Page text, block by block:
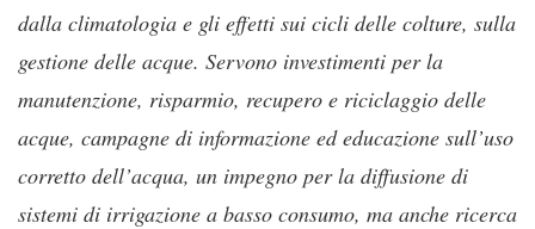
dalla climatologia e gli effetti sui cicli delle colture, sulla
gestione delle acque. Servono investimenti per la
manutenzione, risparmio, recupero e riciclaggio delle
acque, campagne di informazione ed educazione sull’uso
corretto dell’acqua, un impegno per la diffusione di
sistemi di irrigazione a basso consumo, ma anche ricerca